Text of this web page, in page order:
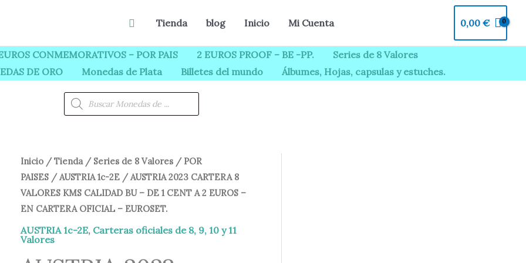
BuscarTienda blog Inicio Mi Cuenta 0,00 €
CONMEMORATIVOS – POR PAIS 2 EUROS PROOF – BE -PP.
Series de 8 Valores
DE ORO Monedas de Plata Billetes del mundo Álbumes, Hojas, capsulas y estuches.
Búsqueda
de
productos
Inicio/Tienda/ Series de 8 Valores/ POR
PAISES/AUSTRIA 1c-2E/ AUSTRIA 2023 CARTERA 8
VALORES KMS CALIDAD BU – DE 1 CENT A 2 EUROS –
EN CARTERA OFICIAL – EUROSET.
AUSTRIA 1c-2E, Carteras oficiales de 8, 9, 10 y 11
Valores